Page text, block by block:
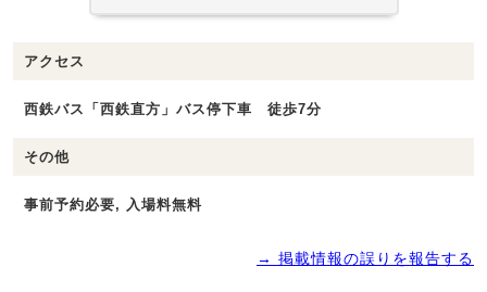
アクセス
西鉄バス「西鉄直方」バス停下車 徒歩7分
その他
事前予約必要, 入場料無料
→ 掲載情報の誤りを報告する